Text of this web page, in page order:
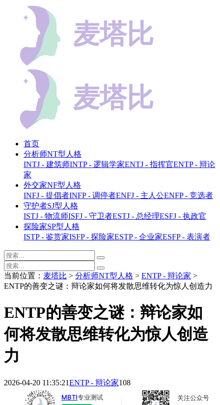
首页
分析师NT型人格
INTJ - 建筑师INTP - 逻辑学家ENTJ - 指挥官ENTP - 辩论
家
外交家NF型人格
INFJ - 提倡者INFP - 调停者ENFJ - 主人公ENFP - 竞选者
守护者SJ型人格
ISTJ - 物流师ISFJ - 守卫者ESTJ - 总经理ESFJ - 执政官
探险家SP型人格
ISTP - 鉴赏家ISFP - 探险家ESTP - 企业家ESFP - 表演者
当前位置： 麦塔比 > 分析师NT型人格 > ENTP - 辩论家 >
ENTP的善变之谜：辩论家如何将发散思维转化为惊人创造力
ENTP的善变之谜：辩论家如
何将发散思维转化为惊人创造
力
2026-04-20 11:35:21ENTP - 辩论家108
MBTI专业测试 关注公众号